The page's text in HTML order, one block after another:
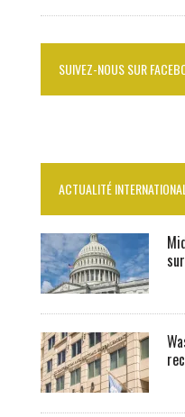
SUIVEZ-NOUS SUR
ACTUALITÉ